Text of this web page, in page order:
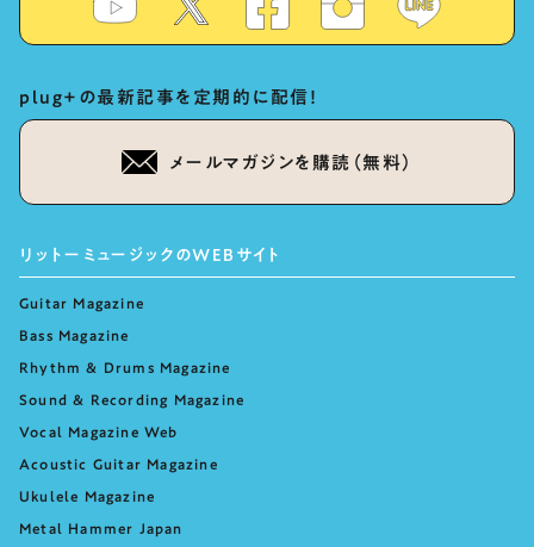
plug+の最新記事を定期的に配信！
メールマガジンを購読（無料）
リットーミュージックのWEBサイト
Guitar Magazine
Bass Magazine
Rhythm & Drums Magazine
Sound & Recording Magazine
Vocal Magazine Web
Acoustic Guitar Magazine
Ukulele Magazine
Metal Hammer Japan